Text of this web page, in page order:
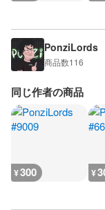
PonziLords
商品数116
同じ作者の商品
¥300 ¥